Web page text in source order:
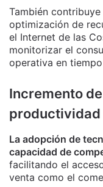
También
optimización de
el Internet de las
monitorizar el
operativa en
Incremento
productividad
La adopción de
capacidad de
facilitando el
venta como el